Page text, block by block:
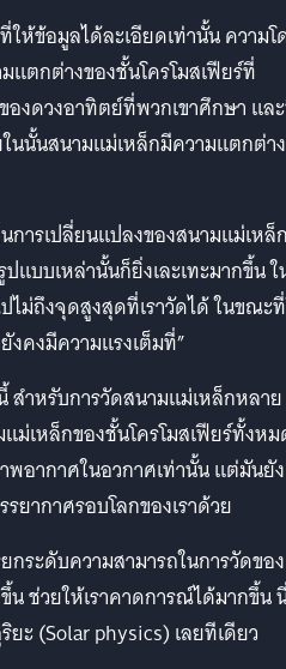
ให้ข้อมูลได้ละเอียดเท่านั้น ความ
แตกต่างของชั้นโครโมสเฟียร์ที่
งดวงอาทิตย์ที่พวกเขาศึกษา แล
นนั้นสนามแม่เหล็กมีความแตกต่าง
การเปลี่ยนแปลงของสนามแม่เหล็
แบบเหล่านั้นก็ยิ่งเละเทะมากขึ้น
ไม่ถึงจุดสูงสุดที่เราวัดได้ ในขณะ
คงมีความแรงเต็มที่”
สำหรับการวัดสนามแม่เหล็กหลาย
ม่เหล็กของชั้นโครโมสเฟียร์ทั้งห
พอากาศในอวกาศเท่านั้น แต่มันยัง
ากาศรอบโลกของเราด้วย
กระดับความสามารถในการวัดของ
ขึ้น ช่วยให้เราคาดการณ์ได้มากขึ้น
ะ (Solar physics) เลยทีเดียว